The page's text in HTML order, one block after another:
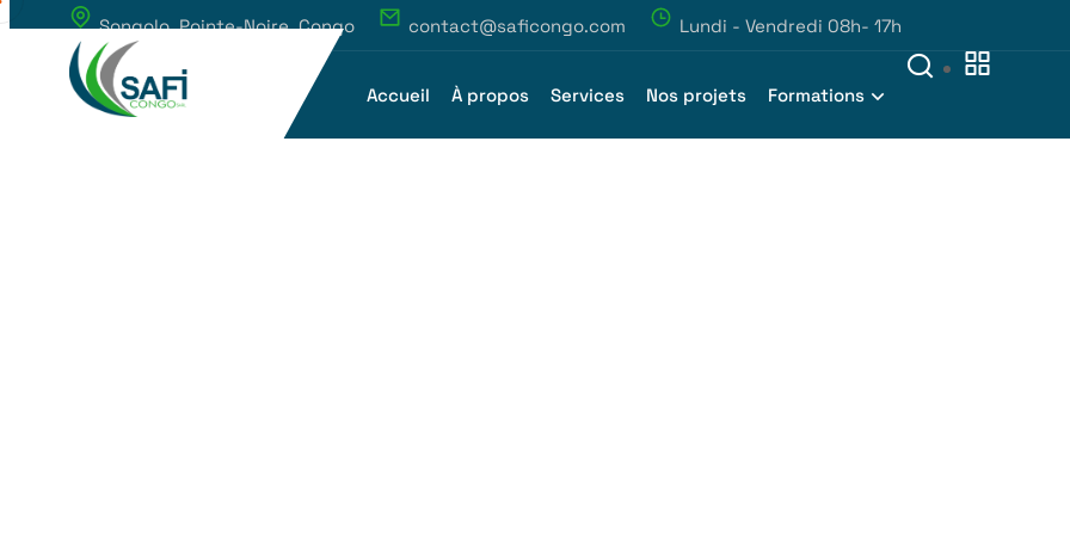
Songolo, Pointe-Noire, Congo contact@saficongo.com Lundi - Vendredi 08h- 17h
Accueil À propos Services Nos projets Formations